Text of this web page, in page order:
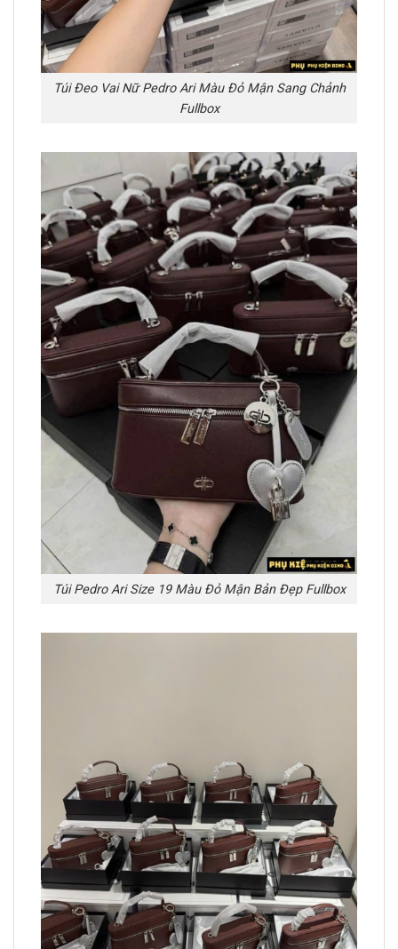
Túi Đeo Vai Nữ Pedro Ari Màu Đỏ Mận Sang Chảnh
Fullbox
Túi Pedro Ari Size 19 Màu Đỏ Mận Bản Đẹp Fullbox